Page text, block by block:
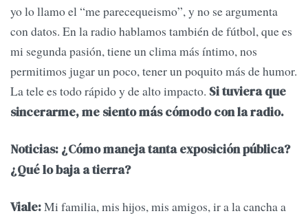
yo lo llamo el “me parecequeismo”, y no se argumenta
con datos. En la radio hablamos también de fútbol, que es
mi segunda pasión, tiene un clima más íntimo, nos
permitimos jugar un poco, tener un poquito más de humor.
La tele es todo rápido y de alto impacto. Si tuviera que
sincerarme, me siento más cómodo con la radio.
Noticias: ¿Cómo maneja tanta exposición pública?
¿Qué lo baja a tierra?
Viale:Mi familia, mis hijos, mis amigos, ir a la cancha a